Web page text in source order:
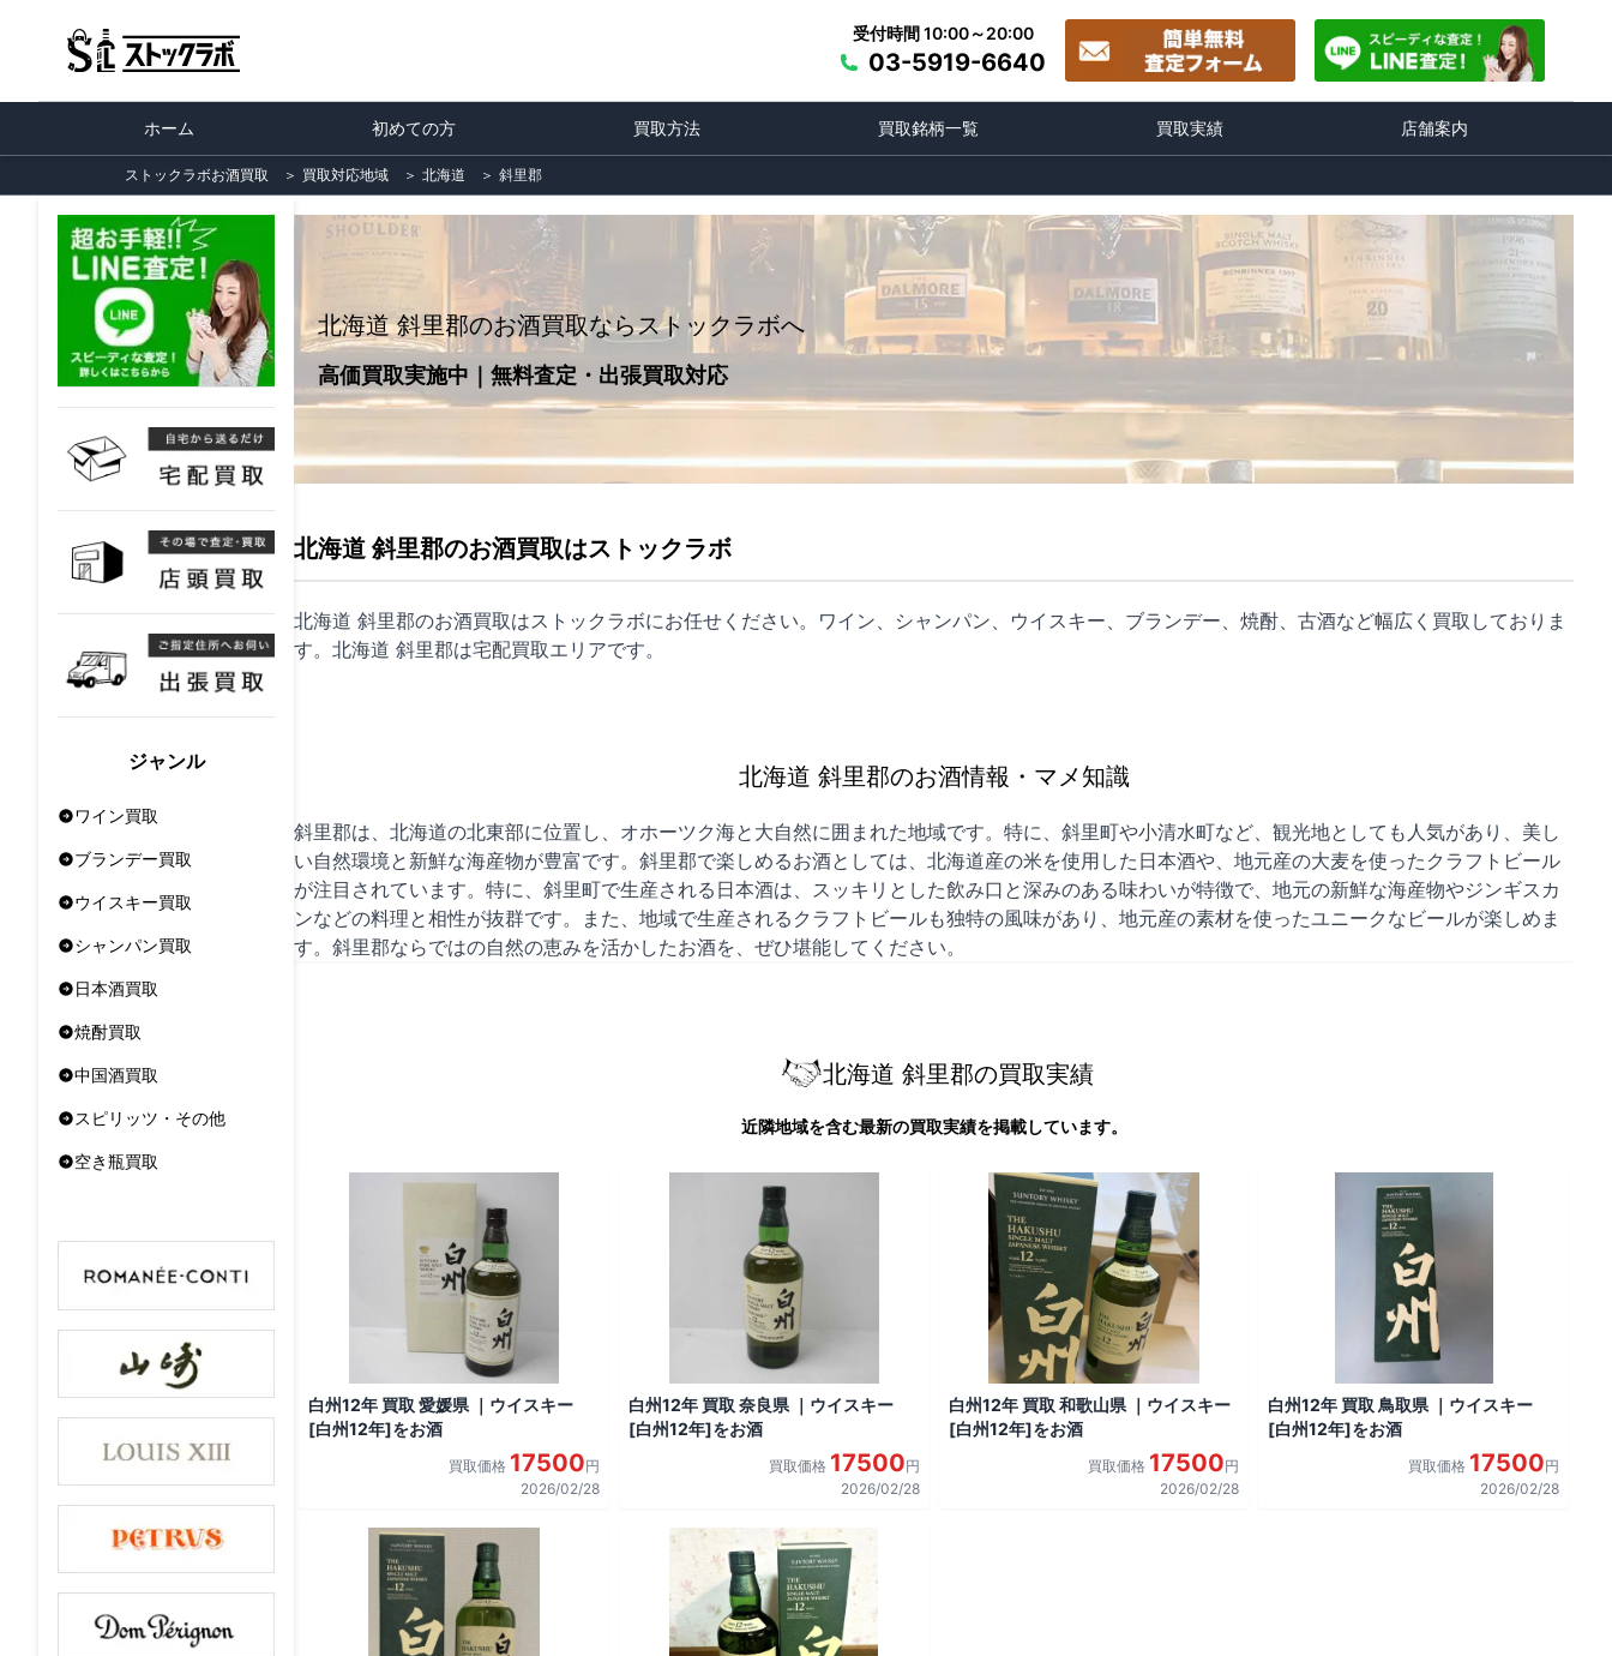
受付時間 10:00～20:00
03-5919-6640
ホーム 初めての方 買取方法 買取銘柄一覧 買取実績 店舗案内
ストックラボお酒買取 ＞ 買取対応地域 ＞ 北海道 ＞ 斜里郡
ジャンル
ワイン買取
ブランデー買取
ウイスキー買取
シャンパン買取
日本酒買取
焼酎買取
中国酒買取
スピリッツ・その他
空き瓶買取
北海道 斜里郡のお酒買取ならストックラボへ
高価買取実施中｜無料査定・出張買取対応
北海道 斜里郡のお酒買取はストックラボ
北海道 斜里郡のお酒買取はストックラボにお任せください。ワイン、シャンパン、ウイスキー、ブランデー、焼酎、古酒など幅広く買取しておりま
す。北海道 斜里郡は宅配買取エリアです。
北海道 斜里郡のお酒情報・マメ知識
斜里郡は、北海道の北東部に位置し、オホーツク海と大自然に囲まれた地域です。特に、斜里町や小清水町など、観光地としても人気があり、美し
い自然環境と新鮮な海産物が豊富です。斜里郡で楽しめるお酒としては、北海道産の米を使用した日本酒や、地元産の大麦を使ったクラフトビール
が注目されています。特に、斜里町で生産される日本酒は、スッキリとした飲み口と深みのある味わいが特徴で、地元の新鮮な海産物やジンギスカ
ンなどの料理と相性が抜群です。また、地域で生産されるクラフトビールも独特の風味があり、地元産の素材を使ったユニークなビールが楽しめま
す。斜里郡ならではの自然の恵みを活かしたお酒を、ぜひ堪能してください。
北海道 斜里郡の買取実績
近隣地域を含む最新の買取実績を掲載しています。
白州12年 買取 愛媛県 ｜ウイスキー
[白州12年]をお酒
買取価格 17500円
2026/02/28
白州12年 買取 奈良県 ｜ウイスキー
[白州12年]をお酒
買取価格 17500円
2026/02/28
白州12年 買取 和歌山県 ｜ウイスキー
[白州12年]をお酒
買取価格 17500円
2026/02/28
白州12年 買取 鳥取県 ｜ウイスキー
[白州12年]をお酒
買取価格 17500円
2026/02/28